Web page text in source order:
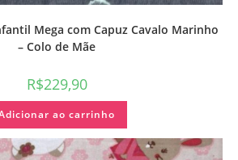
Mega com Capuz Cavalo Marinho
– Colo de Mãe
R$229,90
ao carrinho